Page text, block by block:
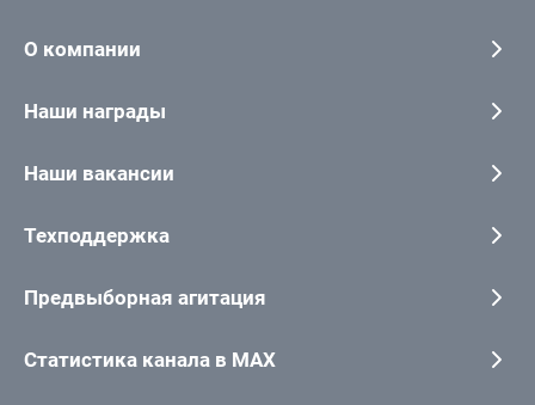
О компании
Наши награды
Наши вакансии
Техподдержка
Предвыборная агитация
Статистика канала в MAX